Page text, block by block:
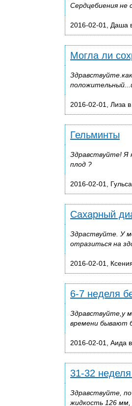
Сердцебиения не
2016-02-01, Даша
Могла ли
2016-02-01, Лиза в
Гельминты
Здравствуйте! Я
плод ?
2016-02-01,
Сахарный
Здраствуйте. У
отразиться на
2016-02-01,
6-7 неделя
Здравствуйте,у
времени бывают
2016-02-01, Аида в
31-32
Здравствуйте,
жидкость 126 мм,